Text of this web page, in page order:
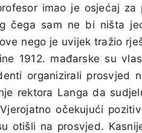
imao je osjećaj za
čega sam ne bi ništa
nego je uvijek tražio
1912. mađarske su
organizirali prosvjed
rektora Langa da
očekujući
otišli na prosvjed.